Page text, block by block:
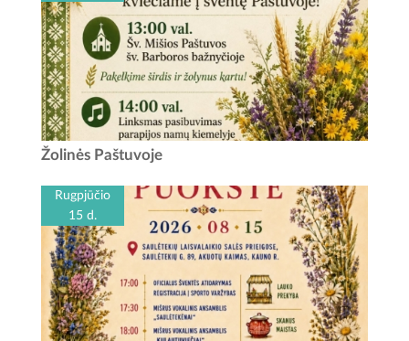
Žolinių šventė Paštuvoje Data: rugpjūčio 15 d. Laikas: 13
-...
Žolinės Paštuvoje
Rugpjūčio
15 d.